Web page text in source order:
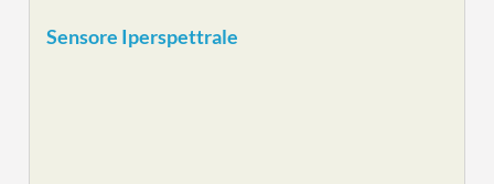
Sensore Iperspettrale